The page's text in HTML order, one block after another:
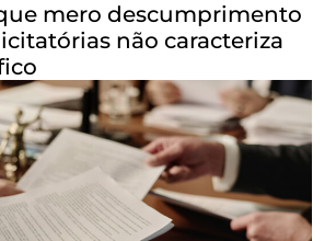
mero descumprimento
não caracteriza